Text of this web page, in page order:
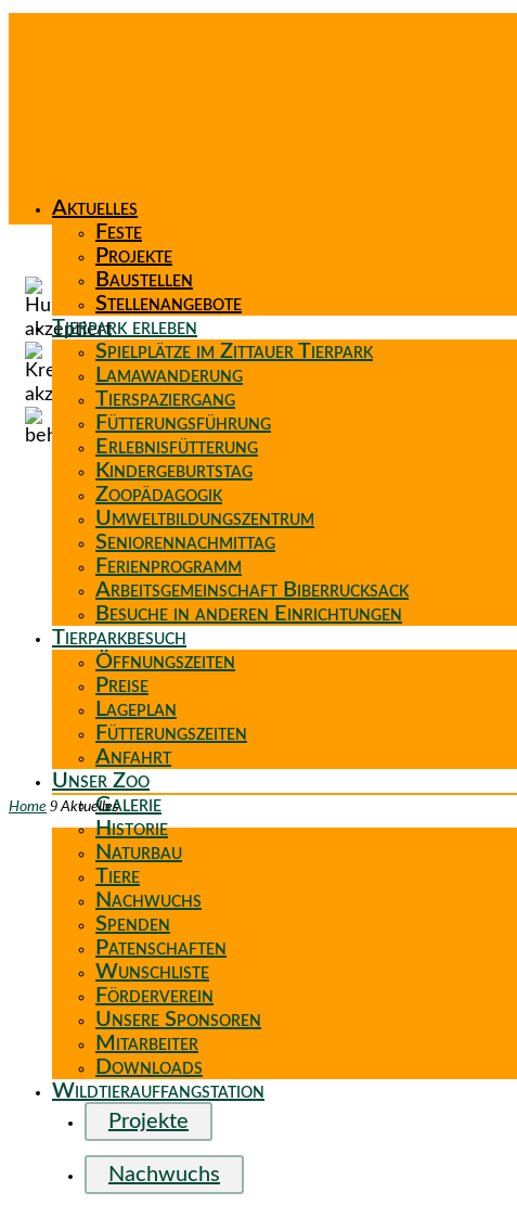
Aktuelles
Feste
Projekte
Baustellen
Stellenangebote
Tierpark erleben
Spielplätze im Zittauer Tierpark
Lamawanderung
Tierspaziergang
Fütterungsführung
Erlebnisfütterung
Kindergeburtstag
Zoopädagogik
Umweltbildungszentrum
Seniorennachmittag
Ferienprogramm
Arbeitsgemeinschaft Biberrucksack
Besuche in anderen Einrichtungen
Tierparkbesuch
Öffnungszeiten
Preise
Lageplan
Fütterungszeiten
Anfahrt
Unser Zoo
Galerie
Historie
Naturbau
Tiere
Nachwuchs
Spenden
Patenschaften
Wunschliste
Förderverein
Unsere Sponsoren
Mitarbeiter
Downloads
Wildtierauffangstation
Home 9 Aktuelles
Projekte
Nachwuchs